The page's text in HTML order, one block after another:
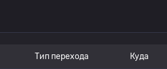
Тип перехода Куда